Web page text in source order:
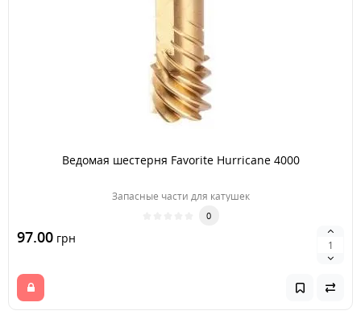
Ведомая шестерня Favorite Hurricane 4000
Запасные части для катушек
0
97.00 грн